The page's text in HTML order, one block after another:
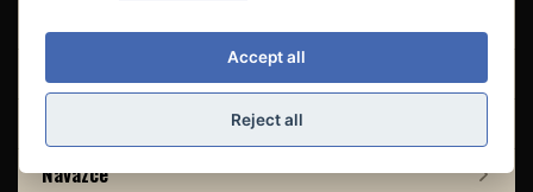
Montáže
Nádobí
Návazce
Accept all
Reject all